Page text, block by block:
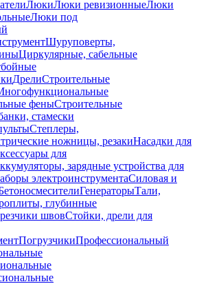
ЛюкиЛюки ревизионныеЛюки
Люки под
Шуруповерты,
Циркулярные, сабельные
ДрелиСтроительные
феныСтроительные
стамески
Степлеры,
ножницы, резакиНасадки для
для
зарядные устройства для
электроинструментаСиловая и
ГенераторыТали,
глубинные
швовСтойки, дрели для
ПогрузчикиПрофессиональный